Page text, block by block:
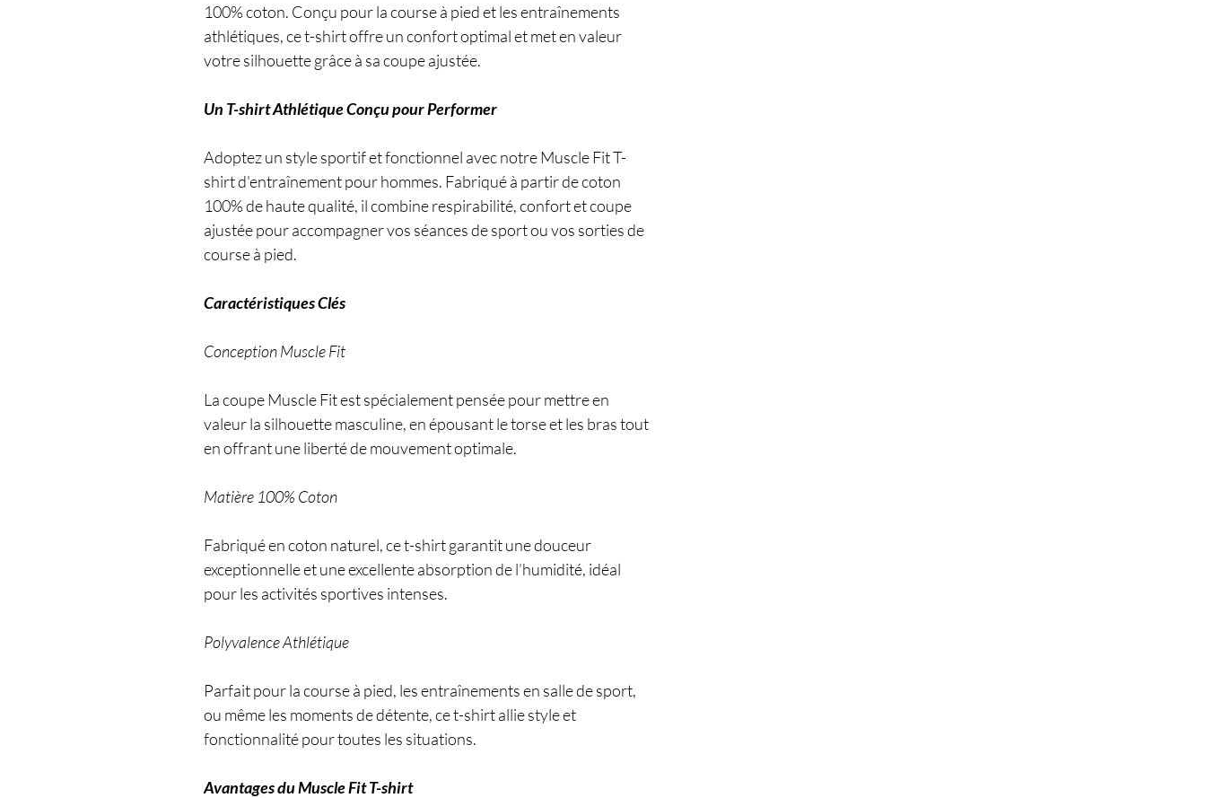
100% coton. Conçu pour la course à pied et les entraînements
athlétiques, ce t-shirt offre un confort optimal et met en valeur
votre silhouette grâce à sa coupe ajustée.
Un T-shirt Athlétique Conçu pour Performer
Adoptez un style sportif et fonctionnel avec notre Muscle Fit T-
shirt d'entraînement pour hommes. Fabriqué à partir de coton
100% de haute qualité, il combine respirabilité, confort et coupe
ajustée pour accompagner vos séances de sport ou vos sorties de
course à pied.
Caractéristiques Clés
Conception Muscle Fit
La coupe Muscle Fit est spécialement pensée pour mettre en
valeur la silhouette masculine, en épousant le torse et les bras tout
en offrant une liberté de mouvement optimale.
Matière 100% Coton
Fabriqué en coton naturel, ce t-shirt garantit une douceur
exceptionnelle et une excellente absorption de l’humidité, idéal
pour les activités sportives intenses.
Polyvalence Athlétique
Parfait pour la course à pied, les entraînements en salle de sport,
ou même les moments de détente, ce t-shirt allie style et
fonctionnalité pour toutes les situations.
Avantages du Muscle Fit T-shirt